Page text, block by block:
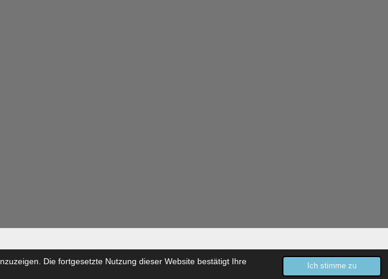
Die fortgesetzte Nutzung dieser Website bestätigt Ihre
Ich stimme zu